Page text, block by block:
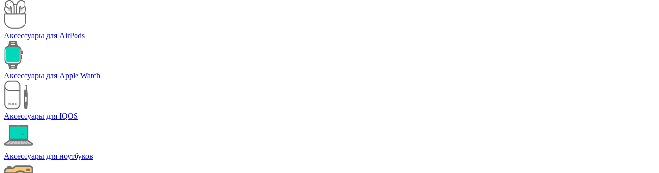
Аксессуары для AirPods
Аксессуары для Apple Watch
Аксессуары для IQOS
Аксессуары для ноутбуков